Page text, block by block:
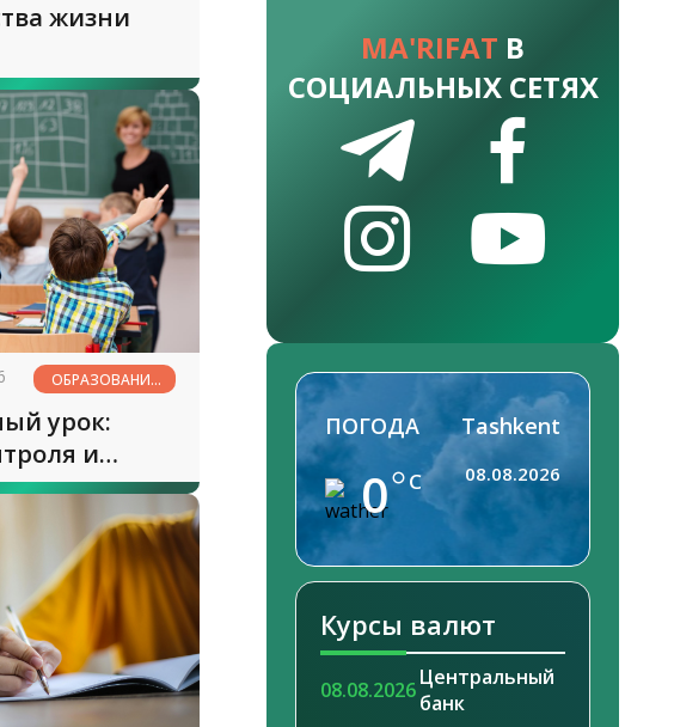
жизни
ОБРАЗОВАНИЕ
XXI ВЕКА
урок:
и
MA'RIFAT В
СОЦИАЛЬНЫХ СЕТЯХ
ПОГОДА
0 C
Tashkent
08.08.2026
Курсы валют
08.08.2026Центральный
банк